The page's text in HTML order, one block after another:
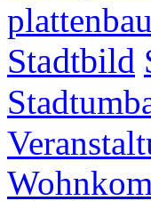
plattenbau
Stadtbild